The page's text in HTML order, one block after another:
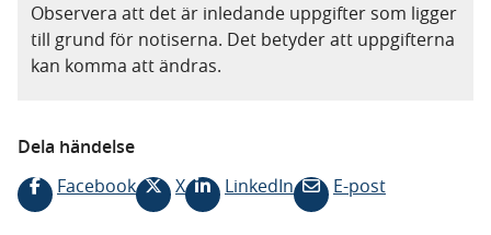
Observera att det är inledande uppgifter som ligger
till grund för notiserna. Det betyder att uppgifterna
kan komma att ändras.
Dela händelse
Facebook
X LinkedIn E-post